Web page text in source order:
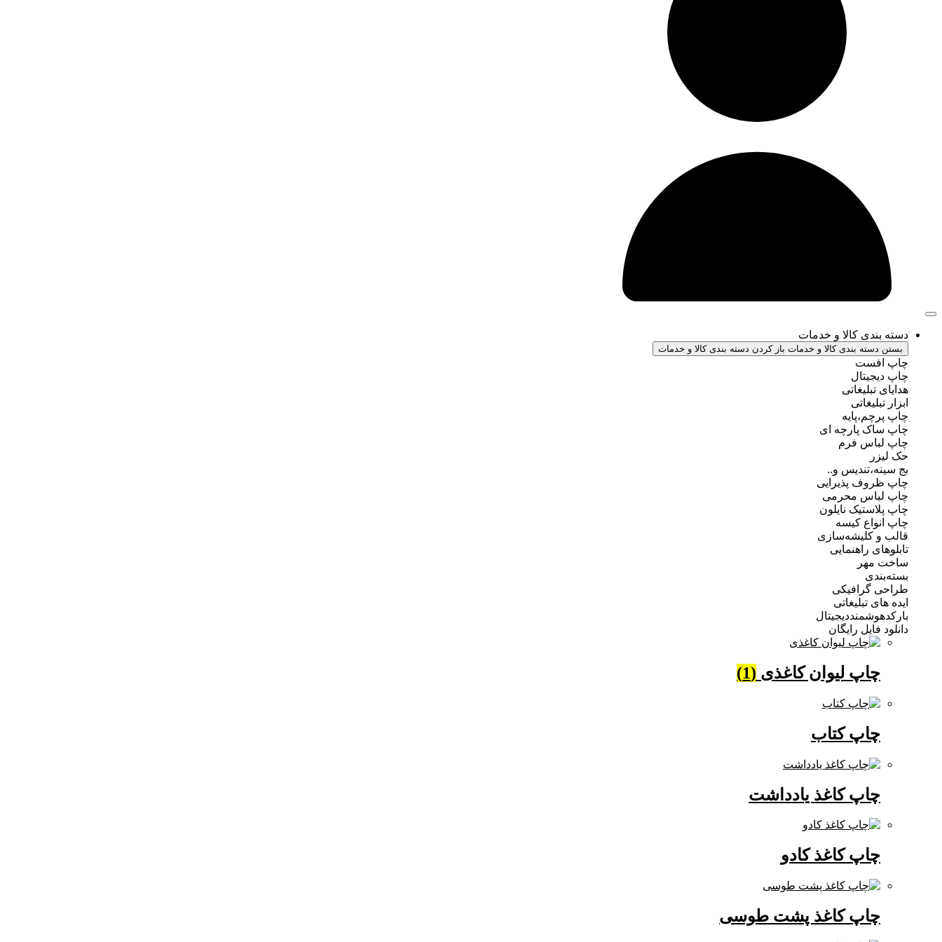
دسته بندی کالا و خدمات
بستن دسته بندی کالا و خدمات باز کردن دسته بندی کالا و خدمات
چاپ افست
چاپ دیجیتال
هدایای تبلیغاتی
ابزار تبلیغاتی
چاپ پرچم،پایه
چاپ ساک پارچه ای
چاپ لباس فرم
حک لیزر
بج سینه،تندیس و..
چاپ ظروف پذیرایی
چاپ لباس محرمی
چاپ پلاستیک نایلون
چاپ انواع کیسه
قالب و کلیشه‌سازی
تابلوهای راهنمایی
ساخت مهر
بسته‌بندی
طراحی گرافیکی
ایده های تبلیغاتی
بارکدهوشمنددیجیتال
دانلود فایل رایگان
چاپ لیوان کاغذی (1)
چاپ کتاب
چاپ کاغذ یادداشت
چاپ کاغذ کادو
چاپ کاغذ پشت طوسی